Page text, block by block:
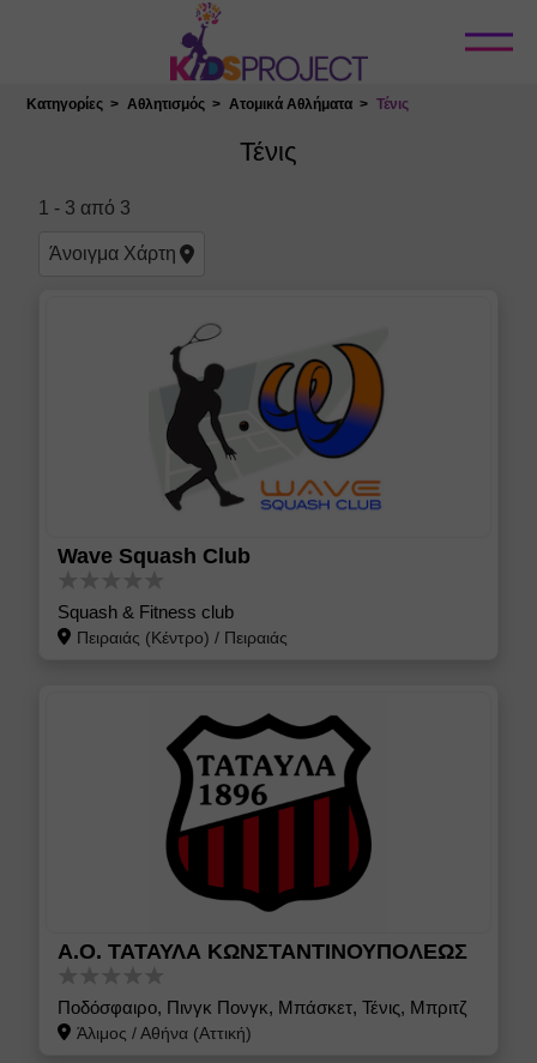
Κλείσιμο
Κατηγορίες Αθλητισμός Ατομικά Αθλήματα Τένις
Τένις
1 - 3 από 3
Άνοιγμα Χάρτη
Wave Squash Club
Squash & Fitness club
Πειραιάς (Κέντρο) / Πειραιάς
Α.Ο. ΤΑΤΑΥΛΑ ΚΩΝΣΤΑΝΤΙΝΟΥΠΟΛΕΩΣ
Ποδόσφαιρο, Πινγκ Πονγκ, Μπάσκετ, Τένις, Μπριτζ
Άλιμος /Αθήνα (Αττική)